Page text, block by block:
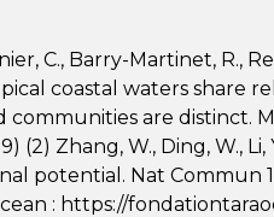
C., Barry-Martinet, R.,
coastal waters share
are distinct.
(2) Zhang, W., Ding, W.,
potential. Nat Commun
: https://